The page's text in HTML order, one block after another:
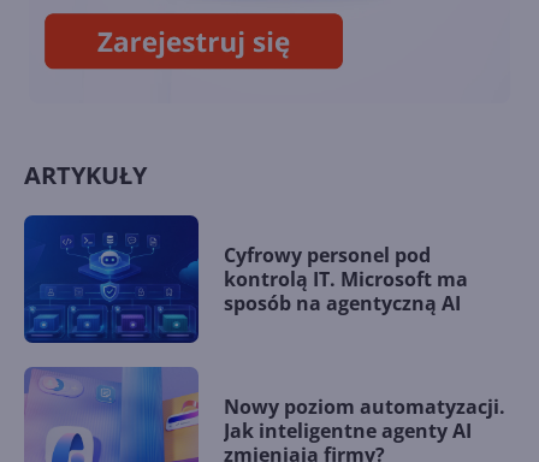
ARTYKUŁY
Cyfrowy personel pod
kontrolą IT. Microsoft ma
sposób na agentyczną AI
Nowy poziom automatyzacji.
Jak inteligentne agenty AI
zmieniają firmy?